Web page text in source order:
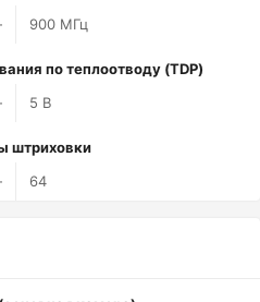
900 МГц
по теплоотводу (TDP)
5 В
штриховки
64